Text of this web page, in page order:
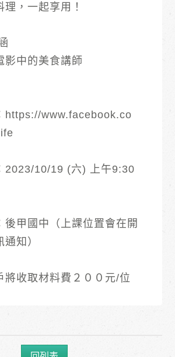
理，一起享用！
影中的美食講師
https://www.facebook.co
2023/10/19 (六) 上午9:30
後甲國中（上課位置會在開
知）
將收取材料費２００元/位